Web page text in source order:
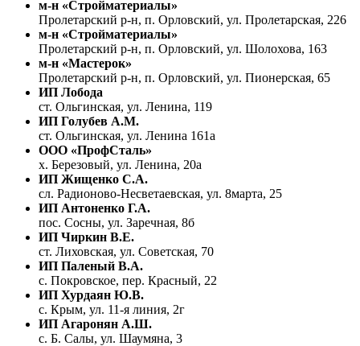
м-н «Стройматериалы»
Пролетарский р-н, п. Орловский, ул. Пролетарская, 226
м-н «Стройматериалы»
Пролетарский р-н, п. Орловский, ул. Шолохова, 163
м-н «Мастерок»
Пролетарский р-н, п. Орловский, ул. Пионерская, 65
ИП Лобода
ст. Ольгинская, ул. Ленина, 119
ИП Голубев А.М.
ст. Ольгинская, ул. Ленина 161а
ООО «ПрофСталь»
х. Березовый, ул. Ленина, 20а
ИП Жищенко С.А.
сл. Радионово-Несветаевская, ул. 8марта, 25
ИП Антоненко Г.А.
пос. Сосны, ул. Заречная, 8б
ИП Чиркин В.Е.
ст. Лиховская, ул. Советская, 70
ИП Паленый В.А.
с. Покровское, пер. Красный, 22
ИП Хурдаян Ю.В.
с. Крым, ул. 11-я линия, 2г
ИП Агаронян А.Ш.
с. Б. Салы, ул. Шаумяна, 3